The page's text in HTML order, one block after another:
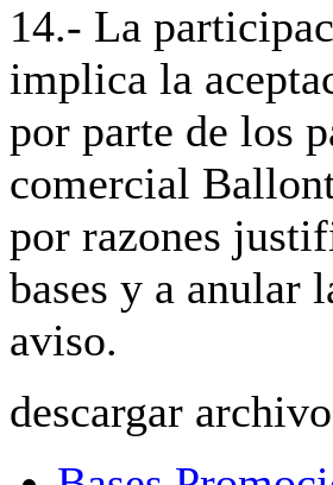
14.- La
implica la
por parte de los
comercial
por razones
bases y a anular
aviso.
descargar